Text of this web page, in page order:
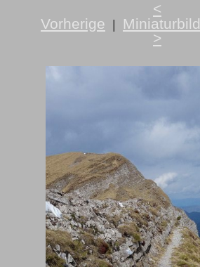
<
Vorherige
Miniaturbild
>